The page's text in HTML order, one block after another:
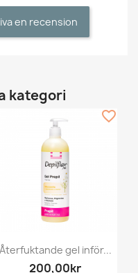
en recension
kategori
Återfuktande gel inför...
200,00kr
favorite_border